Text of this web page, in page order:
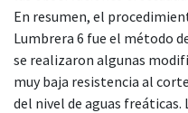
En resumen, el
Lumbrera 6 fue el método
se realizaron algunas
muy baja resistencia al
del nivel de aguas